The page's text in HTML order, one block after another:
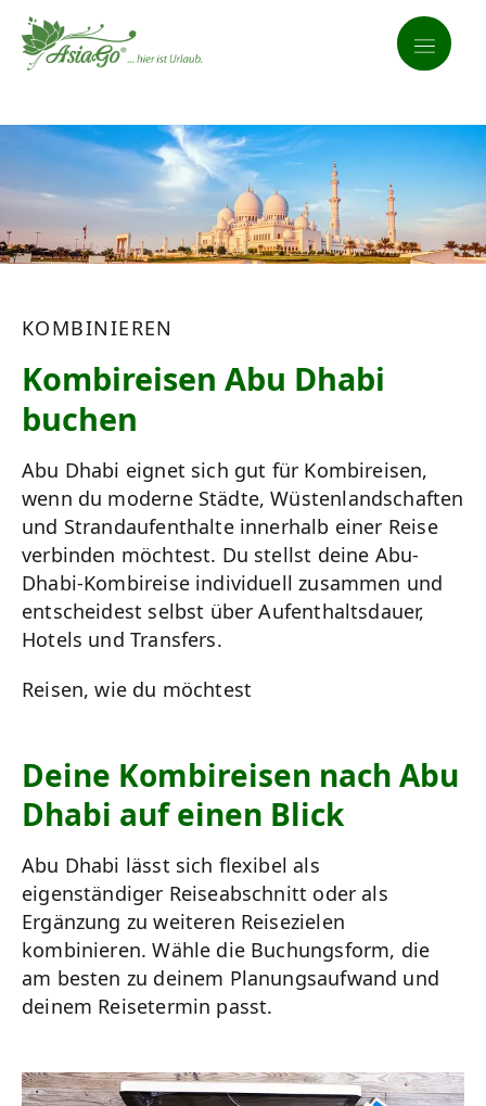
KOMBINIEREN
Kombireisen Abu Dhabi
buchen
Abu Dhabi eignet sich gut für Kombireisen,
wenn du moderne Städte, Wüstenlandschaften
und Strandaufenthalte innerhalb einer Reise
verbinden möchtest. Du stellst deine Abu-
Dhabi-Kombireise individuell zusammen und
entscheidest selbst über Aufenthaltsdauer,
Hotels und Transfers.
Reisen, wie du möchtest
Deine Kombireisen nach Abu
Dhabi auf einen Blick
Abu Dhabi lässt sich flexibel als
eigenständiger Reiseabschnitt oder als
Ergänzung zu weiteren Reisezielen
kombinieren. Wähle die Buchungsform, die
am besten zu deinem Planungsaufwand und
deinem Reisetermin passt.